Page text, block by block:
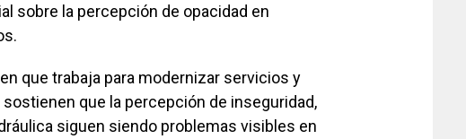
sobre la percepción de opacidad en
que trabaja para modernizar servicios y
que la percepción de inseguridad,
siguen siendo problemas visibles en